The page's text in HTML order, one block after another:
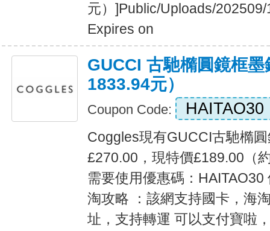
元）]Public/Uploads/
Expires on
GUCCI 古馳橢圓鏡框
1833.94元）
Coupon Code: HAITAO30
Coggles現有GUCCI古馳橢
£270.00，現特價£189.00（
需要使用優惠碼：
淘攻略 ：該網支持國卡，海
址，支持轉運 可以支付寶啦